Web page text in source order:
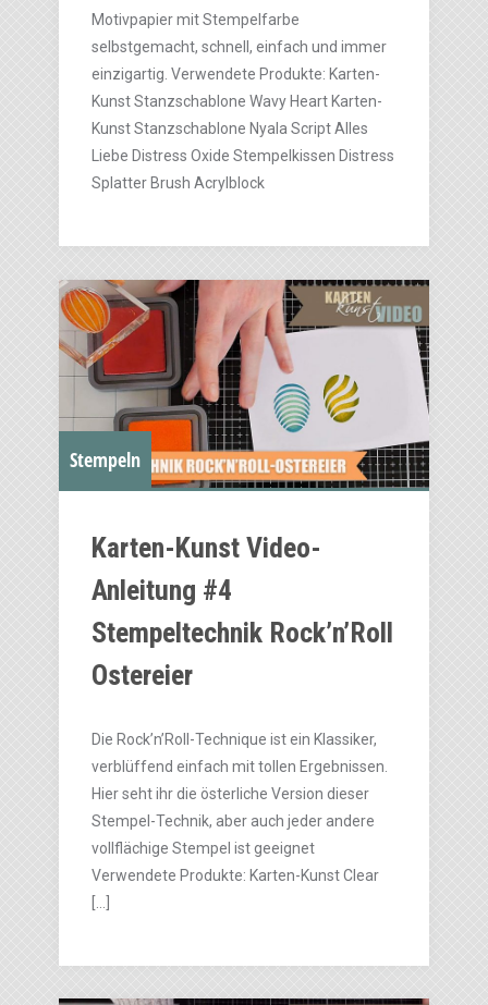
Motivpapier mit Stempelfarbe
selbstgemacht, schnell, einfach und immer
einzigartig. Verwendete Produkte: Karten-
Kunst Stanzschablone Wavy Heart Karten-
Kunst Stanzschablone Nyala Script Alles
Liebe Distress Oxide Stempelkissen Distress
Splatter Brush Acrylblock
Stempeln
Karten-Kunst Video-
Anleitung #4
Stempeltechnik Rock’n’Roll
Ostereier
Die Rock’n’Roll-Technique ist ein Klassiker,
verblüffend einfach mit tollen Ergebnissen.
Hier seht ihr die österliche Version dieser
Stempel-Technik, aber auch jeder andere
vollflächige Stempel ist geeignet
Verwendete Produkte: Karten-Kunst Clear